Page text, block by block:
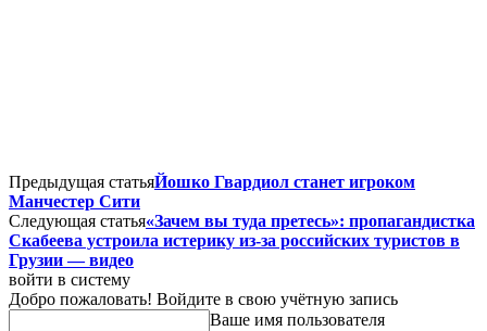
Предыдущая статьяЙошко Гвардиол станет игроком
Манчестер Сити
Следующая статья«Зачем вы туда претесь»: пропагандистка
Скабеева устроила истерику из-за российских туристов в
Грузии — видео
войти в систему
Добро пожаловать! Войдите в свою учётную запись
Ваше имя пользователя